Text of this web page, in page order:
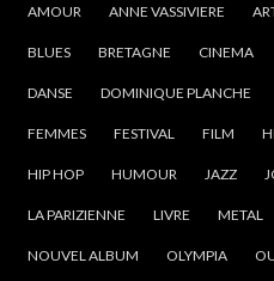
AMOUR ANNE VASSIVIERE
BLUES BRETAGNE CINEMA
DANSE DOMINIQUE PLANCHE
FEMMES FESTIVAL FILM
HIP HOP HUMOUR JAZZ
LA PARIZIENNE LIVRE METAL
NOUVEL ALBUM OLYMPIA